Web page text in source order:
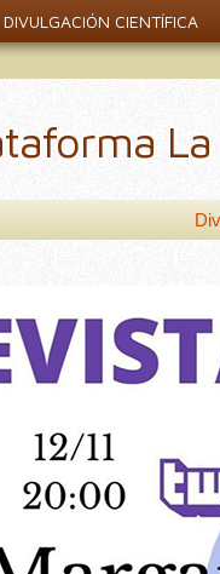
DIVULGACIÓN CIENTÍFICA
La